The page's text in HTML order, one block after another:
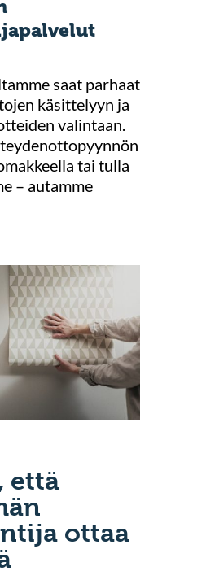
saat parhaat
käsittelyyn ja
valintaan.
tai tulla
– autamme
että
ottaa